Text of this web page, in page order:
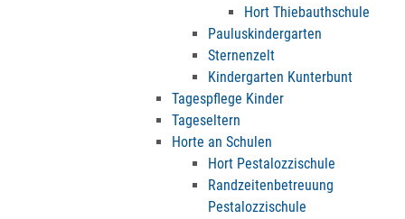
Hort Thiebauthschule
Pauluskindergarten
Sternenzelt
Kindergarten Kunterbunt
Tagespflege Kinder
Tageseltern
Horte an Schulen
Hort Pestalozzischule
Randzeitenbetreuung
Pestalozzischule